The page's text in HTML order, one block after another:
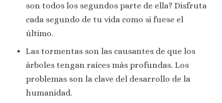
son todos los segundos parte de ella? Disfruta
cada segundo de tu vida como si fuese el
último.
Las tormentas son las causantes de que los
árboles tengan raíces más profundas. Los
problemas son la clave del desarrollo de la
humanidad.